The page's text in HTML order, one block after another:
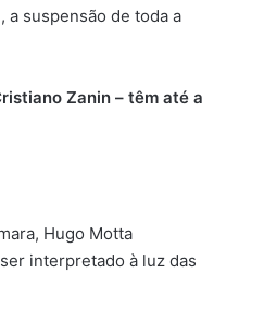
a suspensão de toda a
Zanin – têm até a
Hugo Motta
interpretado à luz das